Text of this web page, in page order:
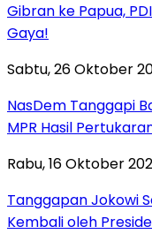
Gibran ke Papua,
Gaya!
Sabtu, 26 Oktober
NasDem Tanggapi
MPR Hasil
Rabu, 16 Oktober
Tanggapan Jokowi
Kembali oleh